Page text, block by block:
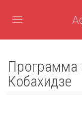
Кобахидзе